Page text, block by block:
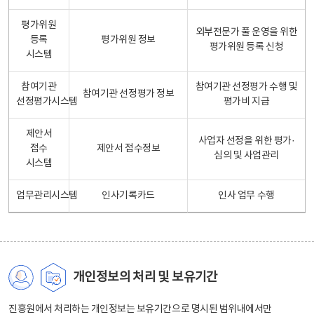
평가위원
등록
시스템
평가위원 정보
외부전문가 풀 운영을 위한
평가위원 등록 신청
참여기관
선정평가시스템
참여기관 선정평가 정보
참여기관 선정평가 수행 및
평가비 지급
제안서
접수
시스템
제안서 접수정보
사업자 선정을 위한 평가·
심의 및 사업관리
업무관리시스템 인사기록카드 인사 업무 수행
개인정보의 처리 및 보유기간
진흥원에서 처리하는 개인정보는 보유기간으로 명시된 범위내에서만